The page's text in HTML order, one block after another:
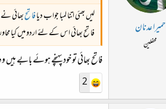
حمیرا عدنان
محفلین
لیں بھئی اتنا لمبا جواب دیافاتحبھائی
فاتح بھائی اس کے لئے اردو میں کیا
فاتح بھائی تو خود پہنچے ہوئے بابے
2